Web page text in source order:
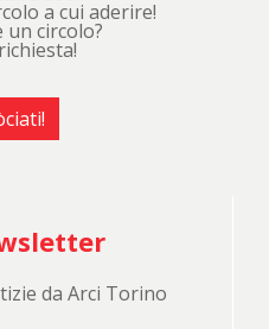
a cui aderire!
circolo?
da Arci Torino